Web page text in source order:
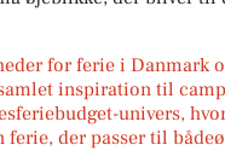
for ferie i Danmark
inspiration til
univers,
der passer til